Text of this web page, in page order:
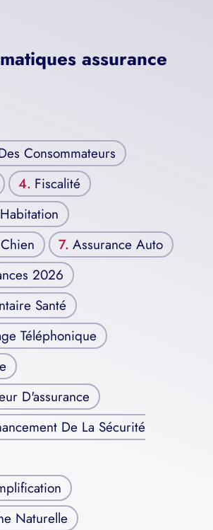
assurance
Consommateurs
Fiscalité
Assurance Auto
2026
Santé
Téléphonique
D'assurance
De La Sécurité
Naturelle